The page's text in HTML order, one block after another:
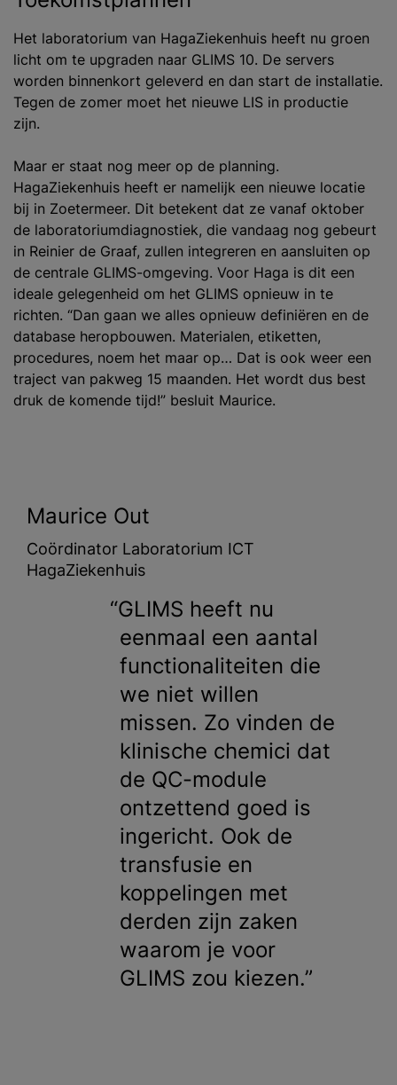
Het laboratorium van HagaZiekenhuis heeft nu groen
licht om te upgraden naar GLIMS 10. De servers
worden binnenkort geleverd en dan start de installatie.
Tegen de zomer moet het nieuwe LIS in productie
zijn.
Maar er staat nog meer op de planning.
HagaZiekenhuis heeft er namelijk een nieuwe locatie
bij in Zoetermeer. Dit betekent dat ze vanaf oktober
de laboratoriumdiagnostiek, die vandaag nog gebeurt
in Reinier de Graaf, zullen integreren en aansluiten op
de centrale GLIMS-omgeving. Voor Haga is dit een
ideale gelegenheid om het GLIMS opnieuw in te
richten. “Dan gaan we alles opnieuw definiëren en de
database heropbouwen. Materialen, etiketten,
procedures, noem het maar op… Dat is ook weer een
traject van pakweg 15 maanden. Het wordt dus best
druk de komende tijd!” besluit Maurice.
Maurice Out
Coördinator Laboratorium ICT
HagaZiekenhuis
GLIMS heeft nu
eenmaal een aantal
functionaliteiten die
we niet willen
missen. Zo vinden de
klinische chemici dat
de QC-module
ontzettend goed is
ingericht. Ook de
transfusie en
koppelingen met
derden zijn zaken
waarom je voor
GLIMS zou kiezen.